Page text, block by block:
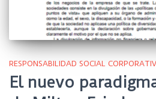
RESPONSABILIDAD SOCIAL
El nuevo